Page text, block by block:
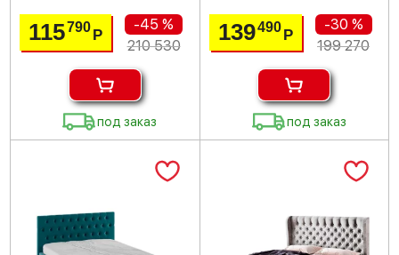
115790Р
-45 %
210 530
под заказ
139490 Р
-30 %
199 270
под заказ